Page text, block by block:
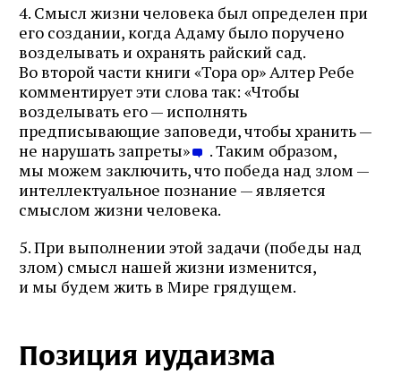
4. Смысл жизни человека был определен при
его создании, когда Адаму было поручено
возделывать и охранять райский сад.
Во второй части книги «Тора ор» Алтер Ребе
комментирует эти слова так: «Чтобы
возделывать его — исполнять
предписывающие заповеди, чтобы хранить —
не нарушать запреты»
. Таким образом,
мы можем заключить, что победа над злом —
интеллектуальное познание — является
смыслом жизни человека.
5. При выполнении этой задачи (победы над
злом) смысл нашей жизни изменится,
и мы будем жить в Мире грядущем.
Позиция иудаизма